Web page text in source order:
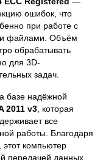
ошибок, что
при работе с
файлами. Объём
обрабатывать
для 3D-
задач.
базе надёжной
2011 v3 , которая
все
работы. Благодаря
, этот компьютер
передачей данных